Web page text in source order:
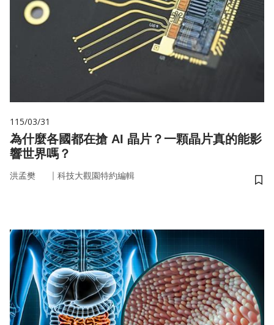
115/03/31
為什麼各國都在搶 AI 晶片？一顆晶片真的能影
響世界嗎？
洪孟樊 ｜ 科技大觀園特約編輯
儲